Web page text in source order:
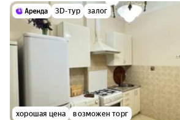
3D-тур залог
хорошая цена возможен торг